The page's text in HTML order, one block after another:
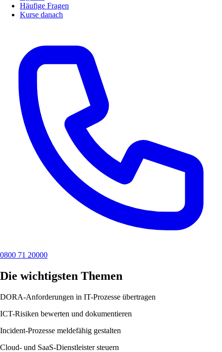
Häufige Fragen
Kurse danach
0800 71 20000
Die wichtigsten Themen
DORA-Anforderungen in IT-Prozesse übertragen
ICT-Risiken bewerten und dokumentieren
Incident-Prozesse meldefähig gestalten
Cloud- und SaaS-Dienstleister steuern